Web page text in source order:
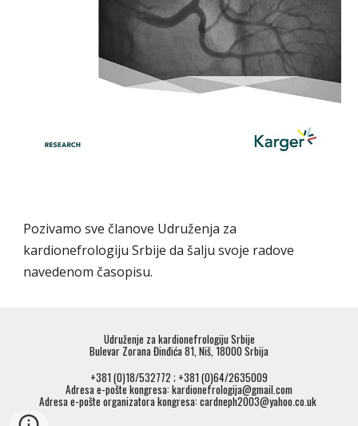
Pozivamo sve članove Udruženja za
kardionefrologiju Srbije da šalju svoje radove
navedenom časopisu.
Udruženje za kardionefrologiju Srbije
Bulevar Zorana Đinđića 81, Niš, 18000 Srbija
+381 (0)18/532772 ; +381 (0)64/2635009
Adresa e-pošte kongresa: kardionefrologija@gmail.com
Adresa e-pošte organizatora kongresa: cardneph2003@yahoo.co.uk